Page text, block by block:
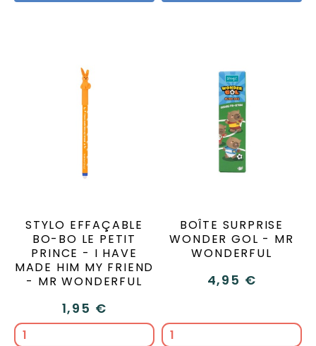
STYLO EFFAÇABLE
BO-BO LE PETIT
PRINCE - I HAVE
MADE HIM MY FRIEND
- MR WONDERFUL
1,95 €
BOÎTE SURPRISE
WONDER GOL - MR
WONDERFUL
4,95 €